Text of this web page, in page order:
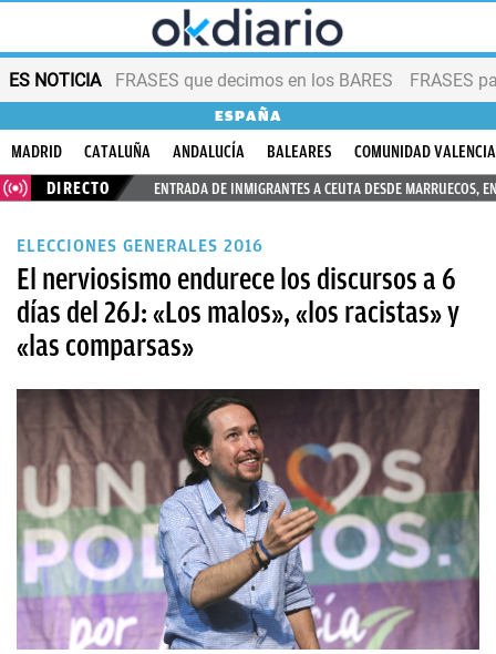
ES NOTICIA FRASES que decimos en los BARES FRASES
ESPAÑA
MADRID CATALUÑA ANDALUCÍA BALEARES
COMUNIDAD
DIRECTO
ENTRADA DE INMIGRANTES A CEUTA DESDE MARRUECOS,
ELECCIONES GENERALES 2016
El nerviosismo endurece los discursos a 6
días del 26J: «Los malos», «los racistas» y
«las comparsas»